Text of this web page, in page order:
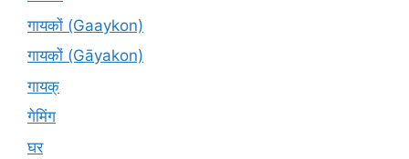
गायकों (Gaaykon)
गायकों (Gāyakon)
गायक्
गेमिंग
घर